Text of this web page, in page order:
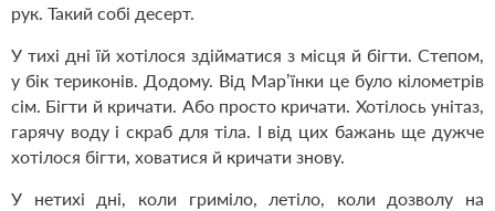
рук. Такий собі десерт.
У тихі дні їй хотілося здійматися з місця й бігти. Степом,
у бік териконів. Додому. Від Мар’їнки це було кілометрів
сім. Бігти й кричати. Або просто кричати. Хотілось унітаз,
гарячу воду і скраб для тіла. І від цих бажань ще дужче
хотілося бігти, ховатися й кричати знову.
У нетихі дні, коли гриміло, летіло, коли дозволу на